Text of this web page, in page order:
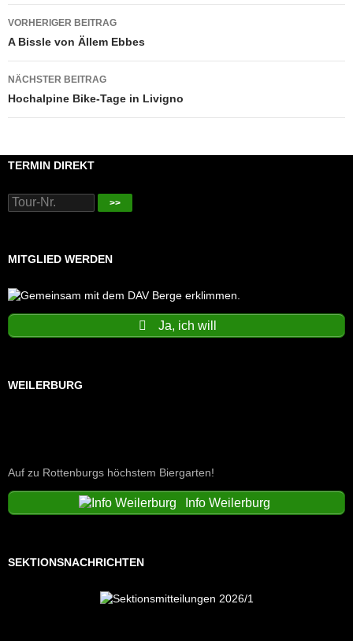
Beitragsnavigation
VORHERIGER BEITRAG
A Bissle von Ällem Ebbes
NÄCHSTER BEITRAG
Hochalpine Bike-Tage in Livigno
TERMIN DIREKT
>>
MITGLIED WERDEN
Ja, ich will
WEILERBURG
Auf zu Rottenburgs höchstem Biergarten!
Info Weilerburg
SEKTIONSNACHRICHTEN